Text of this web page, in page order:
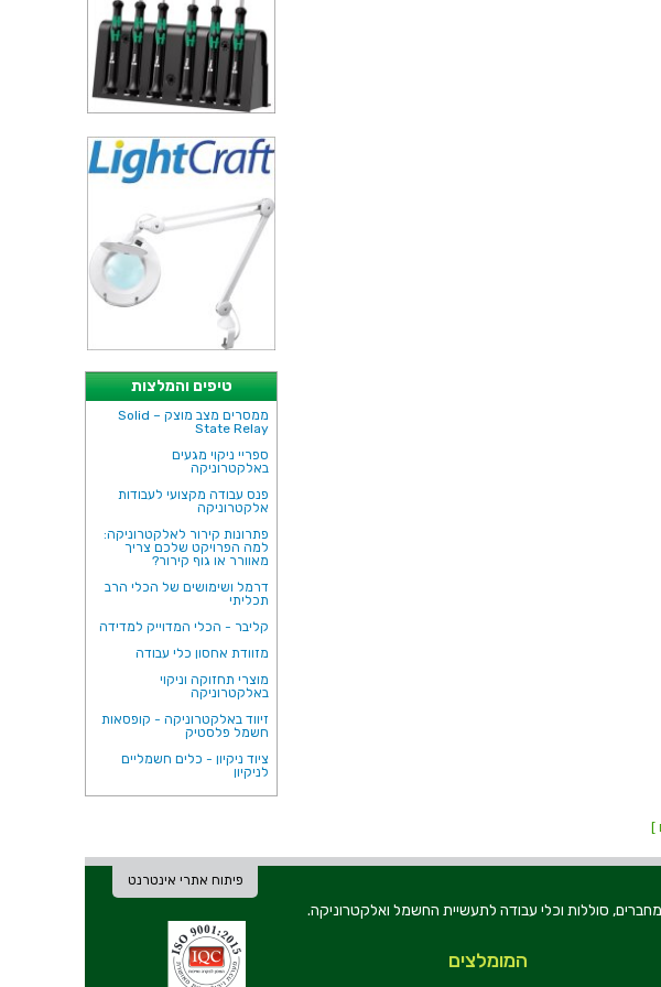
טיפים והמלצות
ממסרים מצב מוצק – Solid
State Relay
ספריי ניקוי מגעים
באלקטרוניקה
פנס עבודה מקצועי לעבודות
אלקטרוניקה
פתרונות קירור לאלקטרוניקה:
למה הפרויקט שלכם צריך
מאוורר או גוף קירור?
דרמל ושימושים של הכלי הרב
תכליתי
קליבר - הכלי המדוייק למדידה
מזוודת אחסון כלי עבודה
מוצרי תחזוקה וניקוי
באלקטרוניקה
זיווד באלקטרוניקה - קופסאות
חשמל פלסטיק
ציוד ניקיון - כלים חשמליים
לניקיון
]
פיתוח אתרי אינטרנט
ציוד בדיקה, כבלים ומחברים, סוללות וכלי עבודה לתעשיית החשמל ואלקטרוניקה.
המומלצים